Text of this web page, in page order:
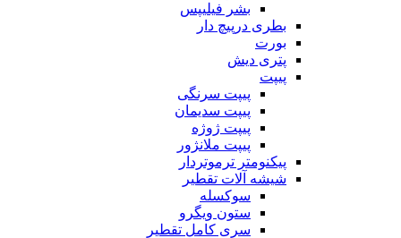
بشر فیلیپس
بطری درپیچ دار
بورت
پتری دیش
پیپت
پیپت سرنگی
پیپت سدیمان
پیپت ژوژه
پیپت ملانژور
پیکنومتر ترموتردار
شیشه آلات تقطیر
سوکسله
ستون ویگرو
سری کامل تقطیر